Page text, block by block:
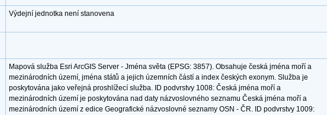
Výdejní jednotka není stanovena
Mapová služba Esri ArcGIS Server - Jména světa (EPSG: 3857). Obsahuje česká jména moří a
mezinárodních území, jména států a jejich územních částí a index českých exonym. Služba je
poskytována jako veřejná proshlížecí služba. ID podvrstvy 1008: Česká jména moří a
mezinárodních území je poskytována nad daty názvoslovného seznamu Česká jména moří a
mezinárodních území z edice Geografické názvoslovné seznamy OSN - ČR. ID podvrstvy 1009: